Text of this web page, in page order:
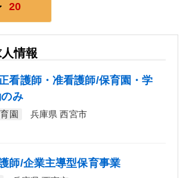
20
情報
看護師・准看護師/保育園・学
み
園
兵庫県 西宮市
師/企業主導型保育事業